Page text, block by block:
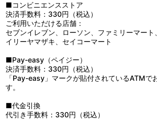
■コンビニエンスストア
決済手数料：330円（税込）
ご利用いただける店舗：
セブンイレブン、ローソン、ファミリーマー
イリーヤマザキ、セイコーマート
■Pay-easy（ペイジー）
決済手数料：330円（税込）
「Pay-easy」マークが貼付されているATMで
す。
■代金引換
代引き手数料：330円（税込）